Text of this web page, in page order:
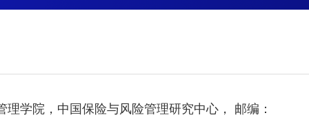
理学院，中国保险与风险管理研究中心， 邮编：